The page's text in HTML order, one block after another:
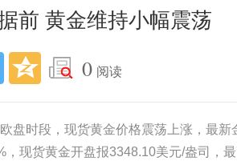
前 黄金维持小幅震荡
0 阅读
盘时段，现货黄金价格震荡上涨，最
，现货黄金开盘报3348.10美元/盎司，